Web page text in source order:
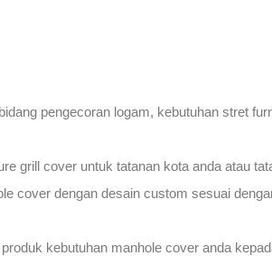
pengecoran logam, kebutuhan stret
grill cover untuk tatanan kota anda atau
cover dengan desain custom sesuai
kebutuhan manhole cover anda